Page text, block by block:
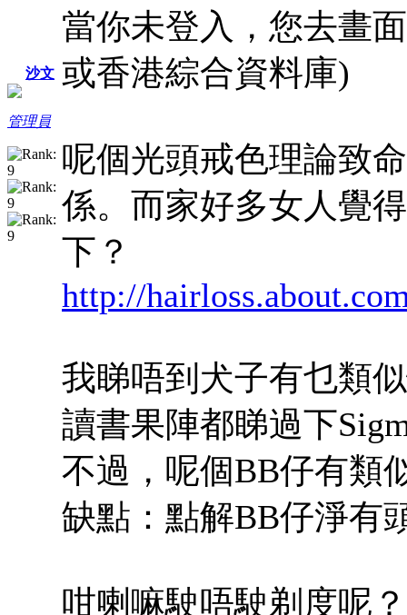
沙文
管理員
當你未登入，您去畫
或香港綜合資料庫)
呢個光頭戒色理論致
係。而家好多女人覺
下？
http://
我睇唔到犬子有乜類
讀書果陣都睇過下
不過，呢個BB仔有類
缺點：點解BB仔淨有
咁喇嘛駛唔駛剃度呢